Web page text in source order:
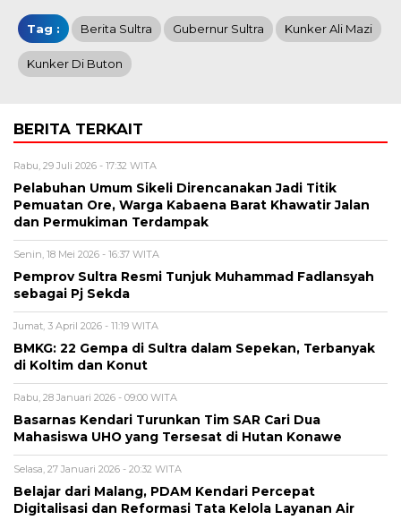
Tag : Berita Sultra Gubernur Sultra Kunker Ali Mazi
Kunker Di Buton
BERITA TERKAIT
Rabu, 29 Juli 2026 - 17:32 WITA
Pelabuhan Umum Sikeli Direncanakan Jadi Titik
Pemuatan Ore, Warga Kabaena Barat Khawatir Jalan
dan Permukiman Terdampak
Senin, 18 Mei 2026 - 16:37 WITA
Pemprov Sultra Resmi Tunjuk Muhammad Fadlansyah
sebagai Pj Sekda
Jumat, 3 April 2026 - 11:19 WITA
BMKG: 22 Gempa di Sultra dalam Sepekan, Terbanyak
di Koltim dan Konut
Rabu, 28 Januari 2026 - 09:00 WITA
Basarnas Kendari Turunkan Tim SAR Cari Dua
Mahasiswa UHO yang Tersesat di Hutan Konawe
Selasa, 27 Januari 2026 - 20:32 WITA
Belajar dari Malang, PDAM Kendari Percepat
Digitalisasi dan Reformasi Tata Kelola Layanan Air